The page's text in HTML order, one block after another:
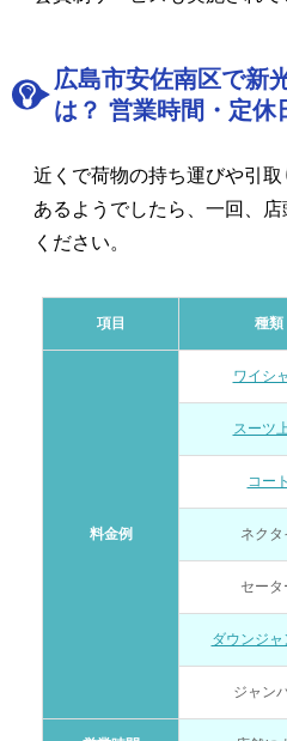
広島市安佐南区で新
は？ 営業時間・定休
近くで荷物の持ち運びや引
あるようでしたら、一回、
ください。
項目 種類
料金例
ワイシ
スーツ
コート
ネクタ
セータ
ダウンジャ
ジャン